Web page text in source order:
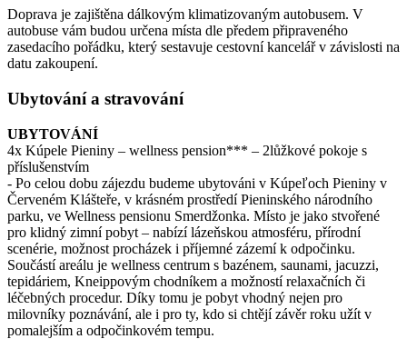
Doprava je zajištěna dálkovým klimatizovaným autobusem. V
autobuse vám budou určena místa dle předem připraveného
zasedacího pořádku, který sestavuje cestovní kancelář v závislosti na
datu zakoupení.
Ubytování a stravování
UBYTOVÁNÍ
4x Kúpele Pieniny – wellness pension*** – 2lůžkové pokoje s
příslušenstvím
- Po celou dobu zájezdu budeme ubytováni v Kúpeľoch Pieniny v
Červeném Klášteře, v krásném prostředí Pieninského národního
parku, ve Wellness pensionu Smerdžonka. Místo je jako stvořené
pro klidný zimní pobyt – nabízí lázeňskou atmosféru, přírodní
scenérie, možnost procházek i příjemné zázemí k odpočinku.
Součástí areálu je wellness centrum s bazénem, saunami, jacuzzi,
tepidáriem, Kneippovým chodníkem a možností relaxačních či
léčebných procedur. Díky tomu je pobyt vhodný nejen pro
milovníky poznávání, ale i pro ty, kdo si chtějí závěr roku užít v
pomalejším a odpočinkovém tempu.